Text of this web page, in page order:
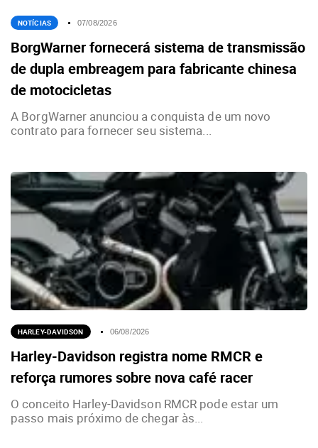
NOTÍCIAS 07/08/2026
BorgWarner fornecerá sistema de transmissão
de dupla embreagem para fabricante chinesa
de motocicletas
A BorgWarner anunciou a conquista de um novo
contrato para fornecer seu sistema...
HARLEY-DAVIDSON 06/08/2026
Harley-Davidson registra nome RMCR e
reforça rumores sobre nova café racer
O conceito Harley-Davidson RMCR pode estar um
passo mais próximo de chegar às...